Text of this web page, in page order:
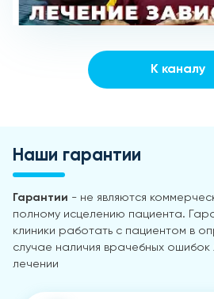
К каналу
Наши гарантии
Гарантии - не являются
полному исцелению пациента.
клиники работать с пациентом в
случае наличия врачебных
лечении